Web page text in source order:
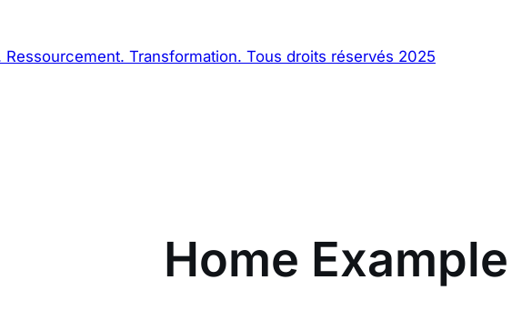
Transformation. Tous droits réservés 2025
Home